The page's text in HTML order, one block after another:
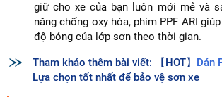
giữ cho xe của bạn luôn mới mẻ và
năng chống oxy hóa, phim PPF ARI
độ bóng của lớp sơn theo thời gian.
Tham khảo thêm bài viết: 【HOT】 Dán
Lựa chọn tốt nhất để bảo vệ sơn xe